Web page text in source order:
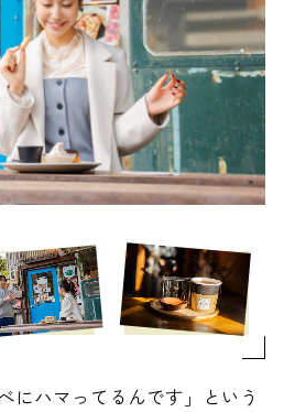
にハマってるんです」という